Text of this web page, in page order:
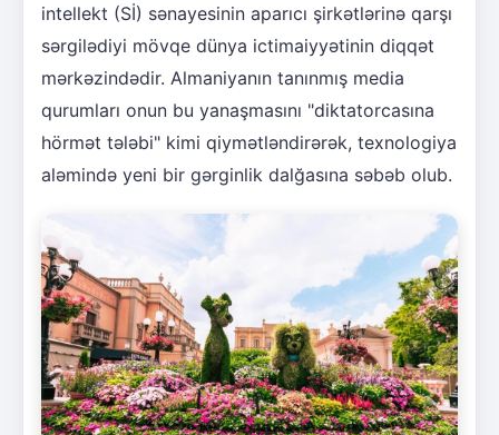
intellekt (Sİ) sənayesinin aparıcı şirkətlərinə qarşı
sərgilədiyi mövqe dünya ictimaiyyətinin diqqət
mərkəzindədir. Almaniyanın tanınmış media
qurumları onun bu yanaşmasını "diktatorcasına
hörmət tələbi" kimi qiymətləndirərək, texnologiya
aləmində yeni bir gərginlik dalğasına səbəb olub.